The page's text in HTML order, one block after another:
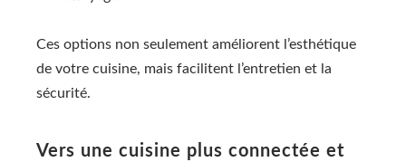
Ces options non seulement améliorent l’esthétique
de votre cuisine, mais facilitent l’entretien et la
sécurité.
Vers une cuisine plus connectée et